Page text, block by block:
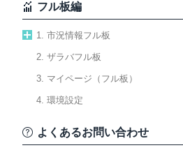
フル板編
1. 市況情報フル板
2. ザラバフル板
3. マイページ（フル板）
4. 環境設定
よくあるお問い合わせ